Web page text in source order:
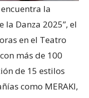
la
la Danza 2025”, el
en el Teatro
más de 100
de 15 estilos
como MERAKI,